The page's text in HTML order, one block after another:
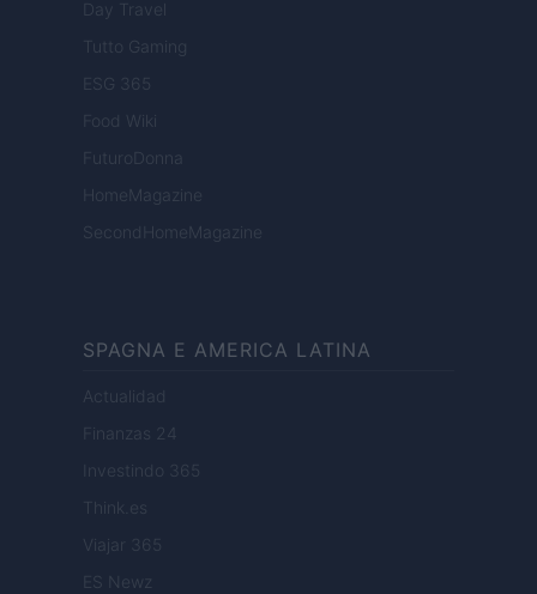
Day Travel
Tutto Gaming
ESG 365
Food Wiki
FuturoDonna
HomeMagazine
SecondHomeMagazine
SPAGNA E AMERICA LATINA
Actualidad
Finanzas 24
Investindo 365
Think.es
Viajar 365
ES Newz